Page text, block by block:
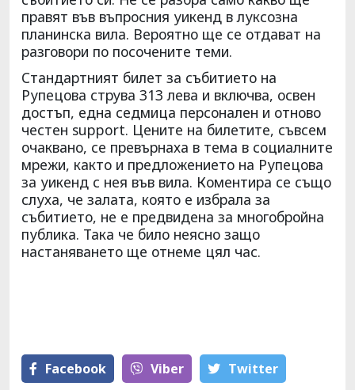
правят във въпросния уикенд в луксозна
планинска вила. Вероятно ще се отдават на
разговори по посочените теми.
Стандартният билет за събитието на
Рупецова струва 313 лева и включва, освен
достъп, една седмица персонален и отново
честен support. Цените на билетите, съвсем
очаквано, се превърнаха в тема в социалните
мрежи, както и предложението на Рупецова
за уикенд с нея във вила. Коментира се също
слуха, че залата, която е избрала за
събитието, не е предвидена за многобройна
публика. Така че било неясно защо
настаняването ще отнеме цял час.
Facebook Viber Тwitter